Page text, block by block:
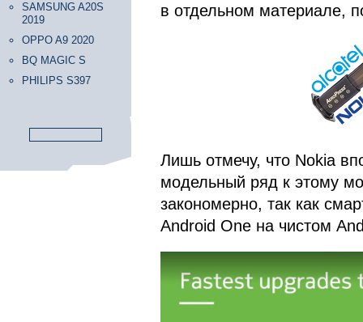
SAMSUNG A20S
2019
OPPO A9 2020
BQ MAGIC S
PHILIPS S397
в отдельном материале,
Лишь отмечу, что Nokia
модельный ряд к этому
закономерно, так как
Android One на чистом